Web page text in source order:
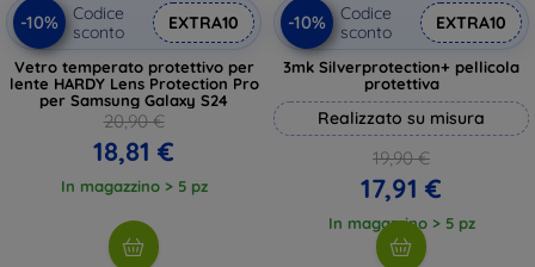
-10%
Codice
sconto
EXTRA10
Vetro temperato protettivo per
lente HARDY Lens Protection Pro
per Samsung Galaxy S24
20,90 €
18,81 €
In magazzino > 5 pz
-10%
Codice
sconto
EXTRA10
3mk Silverprotection+ pellicola
protettiva
Realizzato su misura
19,90 €
17,91 €
In magazzino > 5 pz